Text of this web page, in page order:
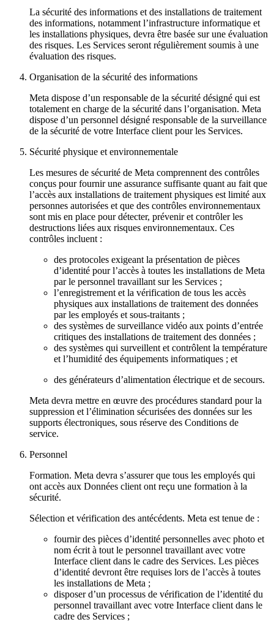
La sécurité des informations et des installations de traitement
des informations, notamment l’infrastructure informatique et
les installations physiques, devra être basée sur une évaluation
des risques. Les Services seront régulièrement soumis à une
évaluation des risques.
Organisation de la sécurité des informations
Meta dispose d’un responsable de la sécurité désigné qui est
totalement en charge de la sécurité dans l’organisation. Meta
dispose d’un personnel désigné responsable de la surveillance
de la sécurité de votre Interface client pour les Services.
Sécurité physique et environnementale
Les mesures de sécurité de Meta comprennent des contrôles
conçus pour fournir une assurance suffisante quant au fait que
l’accès aux installations de traitement physiques est limité aux
personnes autorisées et que des contrôles environnementaux
sont mis en place pour détecter, prévenir et contrôler les
destructions liées aux risques environnementaux. Ces
contrôles incluent :
des protocoles exigeant la présentation de pièces
d’identité pour l’accès à toutes les installations de Meta
par le personnel travaillant sur les Services ;
l’enregistrement et la vérification de tous les accès
physiques aux installations de traitement des données
par les employés et sous-traitants ;
des systèmes de surveillance vidéo aux points d’entrée
critiques des installations de traitement des données ;
des systèmes qui surveillent et contrôlent la température
et l’humidité des équipements informatiques ; et
des générateurs d’alimentation électrique et de secours.
Meta devra mettre en œuvre des procédures standard pour la
suppression et l’élimination sécurisées des données sur les
supports électroniques, sous réserve des Conditions de
service.
Personnel
Formation. Meta devra s’assurer que tous les employés qui
ont accès aux Données client ont reçu une formation à la
sécurité.
Sélection et vérification des antécédents. Meta est tenue de :
fournir des pièces d’identité personnelles avec photo et
nom écrit à tout le personnel travaillant avec votre
Interface client dans le cadre des Services. Les pièces
d’identité devront être requises lors de l’accès à toutes
les installations de Meta ;
disposer d’un processus de vérification de l’identité du
personnel travaillant avec votre Interface client dans le
cadre des Services ;